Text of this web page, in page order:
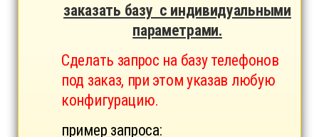
заказать базу с индивидуальными
параметрами.
Сделать запрос на базу телефонов
под заказ, при этом указав любую
конфигурацию.
пример запроса: